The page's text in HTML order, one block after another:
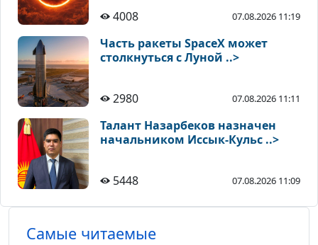
4008 07.08.2026 11:19
Часть ракеты SpaceX может
столкнуться с Луной ..>
2980 07.08.2026 11:11
Талант Назарбеков назначен
начальником Иссык-Кульс ..>
5448 07.08.2026 11:09
Самые читаемые